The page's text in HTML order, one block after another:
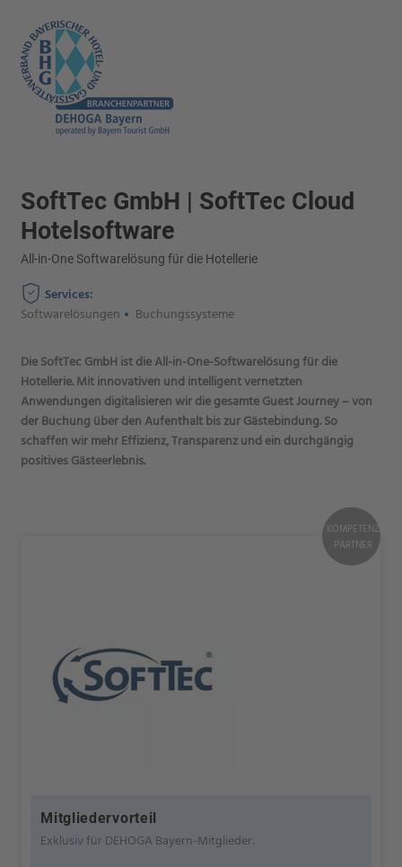
KOMPETENZ
PARTNER
Mitgliedervorteil
Exklusiv für DEHOGA Bayern-Mitglieder:
SoftTec GmbH | SoftTec Cloud
Hotelsoftware
All-in-One Softwarelösung für die Hotellerie
Services:
Softwarelösungen
Buchungssysteme
Die SoftTec GmbH ist die All-in-One-Softwarelösung für die
Hotellerie. Mit innovativen und intelligent vernetzten
Anwendungen digitalisieren wir die gesamte Guest Journey – von
der Buchung über den Aufenthalt bis zur Gästebindung. So
schaffen wir mehr Effizienz, Transparenz und ein durchgängig
positives Gästeerlebnis.